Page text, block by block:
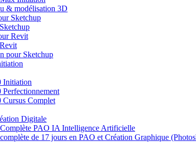
& modélisation 3D
Sketchup
Revit
pour Sketchup
Initiation
Perfectionnement
Cursus Complet
Digitale
PAO IA Intelligence Artificielle
de 17 jours en PAO et Création Graphique